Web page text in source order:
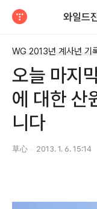
WG 2013년 계사년 기
오늘 마지
에 대한 산
니다
草心 2013. 1. 6. 15:14